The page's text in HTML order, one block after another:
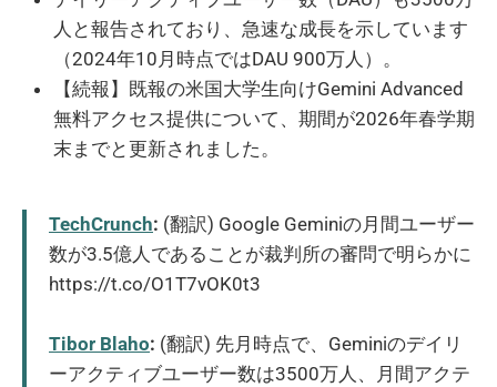
人と報告されており、急速な成長を示しています
（2024年10月時点ではDAU 900万人）。
【続報】既報の米国大学生向けGemini Advanced
無料アクセス提供について、期間が2026年春学期
末までと更新されました。
TechCrunch: (翻訳) Google Geminiの月間ユーザー
数が3.5億人であることが裁判所の審問で明らかに
https://t.co/O1T7vOK0t3
Tibor Blaho: (翻訳) 先月時点で、Geminiのデイリ
ーアクティブユーザー数は3500万人、月間アクテ